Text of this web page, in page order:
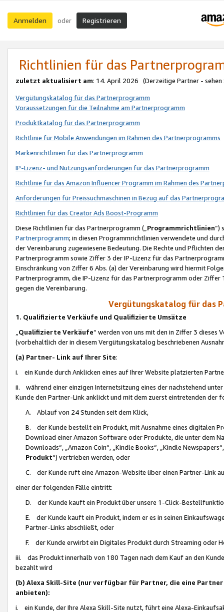
Anmelden oder Registrieren
Richtlinien für das
zuletzt aktualisiert am: 14. April 2026 (Derzeitige Partner - sehen
Vergütungskatalog für das Partnerprogramm
Voraussetzungen für die Teilnahme am Partnerprogramm
Produktkatalog für das Partnerprogramm
Richtlinie für Mobile Anwendungen im Rahmen des Partnerprogramms
Markenrichtlinien für das Partnerprogramm
IP-Lizenz- und Nutzungsanforderungen für das Partnerprogramm
Richtlinie für das Amazon Influencer Programm im Rahmen des
Anforderungen für Preissuchmaschinen in Bezug auf das
Richtlinien für das Creator Ads Boost-Programm
Diese Richtlinien für das Partnerprogramm („Programmrichtlinien“)
Partnerprogramm; in diesen Programmrichtlinien verwendete und
der Vereinbarung zugewiesene Bedeutung. Die Rechte und Pflichten
Partnerprogramm sowie Ziffer 3 der IP-Lizenz für das
Einschränkung von Ziffer 6 Abs. (a) der Vereinbarung wird hiermit
Partnerprogramm, die IP-Lizenz für das Partnerprogramm oder
gegen die Vereinbarung.
Vergütungskatalog für das
1. Qualifizierte Verkäufe und Qualifizierte Umsätze
Qualifizierte Verkäufe“ werden von uns mit den in Ziffer 3
(vorbehaltlich der in diesem Vergütungskatalog beschriebenen
(a) Partner- Link auf Ihrer Site:
i. ein Kunde durch Anklicken eines auf Ihrer Website platzierten
ii. während einer einzigen Internetsitzung eines der nachstehend
Kunde den Partner-Link anklickt und mit dem zuerst eintretenden der
A. Ablauf von 24 Stunden seit dem Klick,
B. der Kunde bestellt ein Produkt, mit Ausnahme eines digitalen
Download einer Amazon Software oder Produkte, die unter dem
Downloads“, „Amazon Coin“, „Kindle Books“, „Kindle
Produkt“) vertrieben werden, oder
C. der Kunde ruft eine Amazon-Website über einen Partner-Link
einer der folgenden Fälle eintritt:
D. der Kunde kauft ein Produkt über unsere 1-Click-
E. der Kunde kauft ein Produkt, indem er es in seinen
Partner-Links abschließt, oder
F. der Kunde erwirbt ein Digitales Produkt durch Streaming oder
iii. das Produkt innerhalb von 180 Tagen nach dem Kauf an den
bezahlt wird
(b) Alexa Skill-Site (nur verfügbar für Partner, die eine
anbieten):
i. ein Kunde, der Ihre Alexa Skill-Site nutzt, führt eine Alexa-